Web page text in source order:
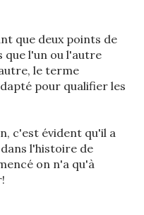
que deux points de
que l'un ou l'autre
le terme
pour qualifier les
c'est évident qu'il a
l'histoire de
on n'a qu'à